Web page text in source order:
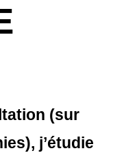
(sur
j’étudie